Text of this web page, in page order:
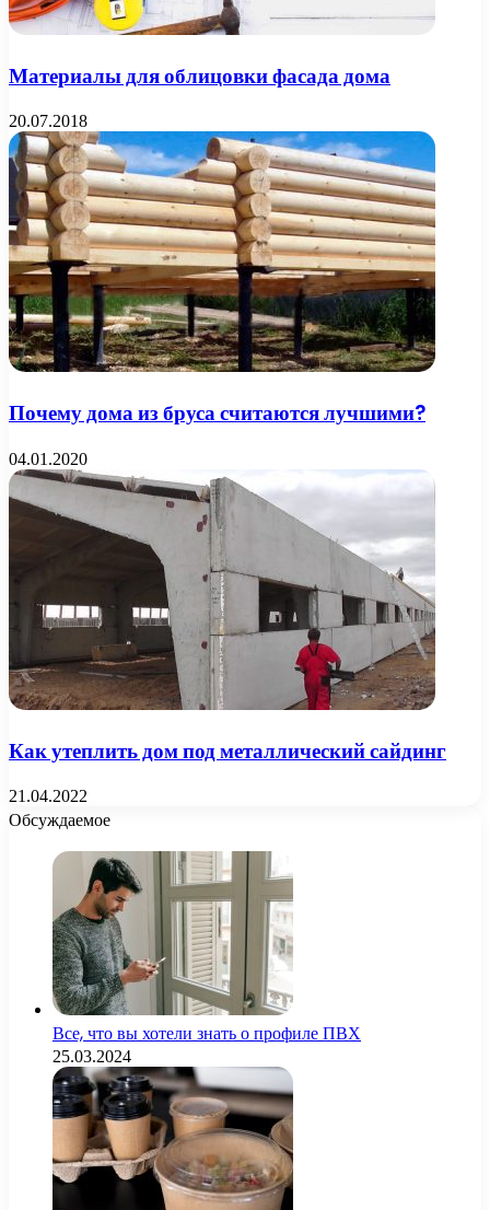
Материалы для облицовки фасада дома
20.07.2018
Почему дома из бруса считаются лучшими?
04.01.2020
Как утеплить дом под металлический сайдинг
21.04.2022
Обсуждаемое
Все, что вы хотели знать о профиле ПВХ
25.03.2024